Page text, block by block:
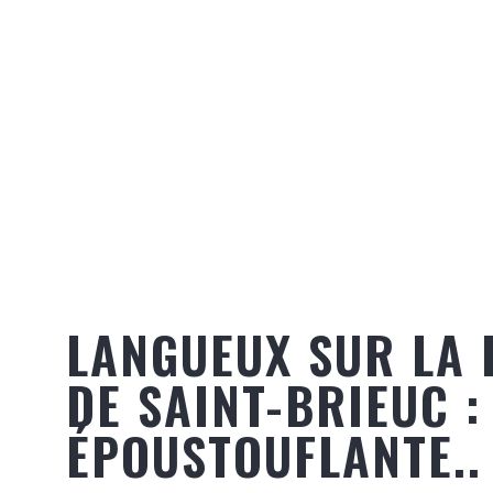
LANGUEUX SUR LA
DE SAINT-BRIEUC :
ÉPOUSTOUFLANTE..